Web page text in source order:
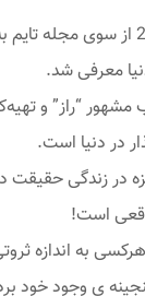
راندا برن در سال 2007 از سوی
مشهور “راز” و
در زندگی حقیقت
است!
به اندازه
ی وجود خود